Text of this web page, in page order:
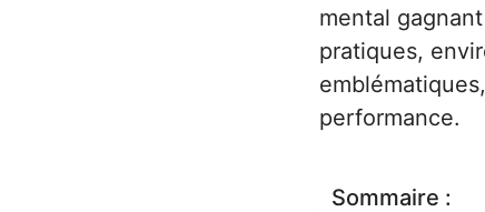
mental
pratiques,
performance.
Sommaire :